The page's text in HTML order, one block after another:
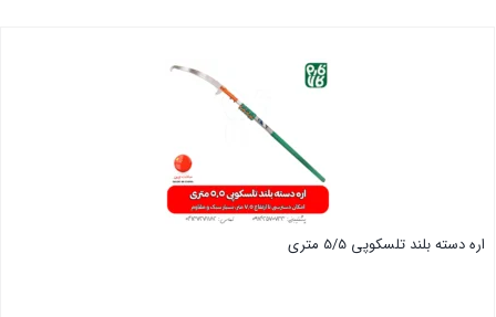
اره دسته بلند تلسکوپی 5/5 متری